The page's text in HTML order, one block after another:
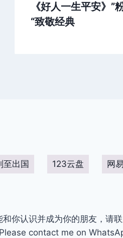
《好人一生平安》”
“致敬经典
至出国 123云盘 网
你认识并成为你的朋友，请
contact me on